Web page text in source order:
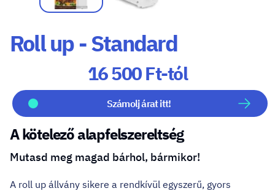
Roll up - Standard
16 500 Ft-tól
Számolj árat itt!
A kötelező alapfelszereltség
Mutasd meg magad bárhol, bármikor!
A roll up állvány sikere a rendkívül egyszerű, gyors